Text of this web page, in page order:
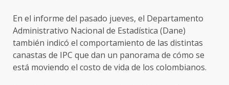
En el informe del pasado jueves, el Departamento
Administrativo Nacional de Estadística (Dane)
también indicó el comportamiento de las distintas
canastas de IPC que dan un panorama de cómo se
está moviendo el costo de vida de los colombianos.